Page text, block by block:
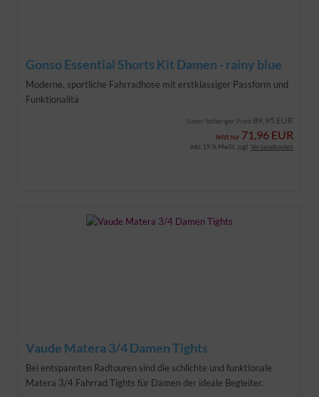
Gonso Essential Shorts Kit Damen - rainy blue
Moderne, sportliche Fahrradhose mit erstklassiger Passform und
Funktionalitä
Unser bisheriger Preis 89,95 EUR
Jetzt nur 71,96 EUR
inkl. 19 % MwSt. zzgl. Versandkosten
Vaude Matera 3/4 Damen Tights
Bei entspannten Radtouren sind die schlichte und funktionale
Matera 3/4 Fahrrad Tights für Damen der ideale Begleiter.